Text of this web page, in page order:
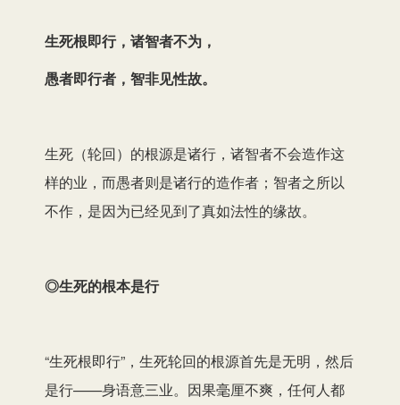
生死根即行，诸智者不为，
愚者即行者，智非见性故。
生死（轮回）的根源是诸行，诸智者不会造作这
样的业，而愚者则是诸行的造作者；智者之所以
不作，是因为已经见到了真如法性的缘故。
◎生死的根本是行
“生死根即行”，生死轮回的根源首先是无明，然后
是行——身语意三业。因果毫厘不爽，任何人都